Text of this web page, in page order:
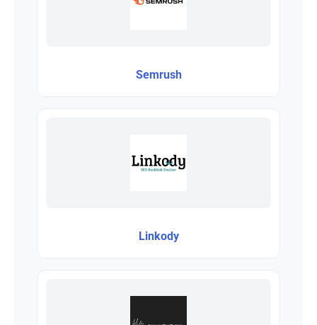
Semrush
Linkody